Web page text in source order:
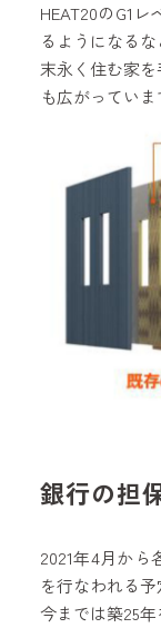
HEAT20のG1
るようになる
末永く住む家
も広がっていま
銀行の担
2021年4月か
を行なわれる予
今までは築25